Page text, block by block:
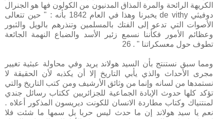
الكريهة الرائحة والمرة المذاق المدنيون من الكولون فها هو الجنرال
دوفيثي de vithy يخبرنا وهذا في العام 1842 بأنه : " حين تتعالى
الأصوات التي تدعو إلى الفتك بالمسلمين وتنذرهم بالويل والثبور
وعظائم الأمور فكأننا نسمع زئير الأسد والضباع النهمة الجائعة
تطوف حول معسكراتنا " . 26
ومما سبق نستنتج بأن السيد هولاند يريد وفي محاولة عبثية تغيير
مجرى الأحداث والذي يأبي التاريخ إلا أن يكذبه لأن الحقيقة لا
نستمدها من لسانه وإنما من وثائق الأرشيف ومن كتب التاريخ والتي
تؤكد كلها حدوث الإبادة الجماعية للجزائريين ككتاب رسائل جندي
لمنتنياك وكتاب مطاردة الانسان للكونت ديريسون المذكور أعلاه .
نعم يا سيد هولاند إن ما حدث ليس حربا بل سمها ما شئت فلا